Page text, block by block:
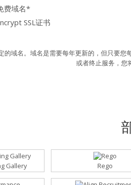
费域名*
SSL证书
的域名。域名是需要每年更新的，但只要
或者终止服务，您
Gallery Rego